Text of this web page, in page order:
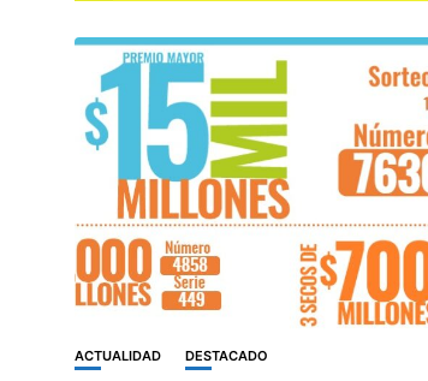
ACTUALIDAD DESTACADO